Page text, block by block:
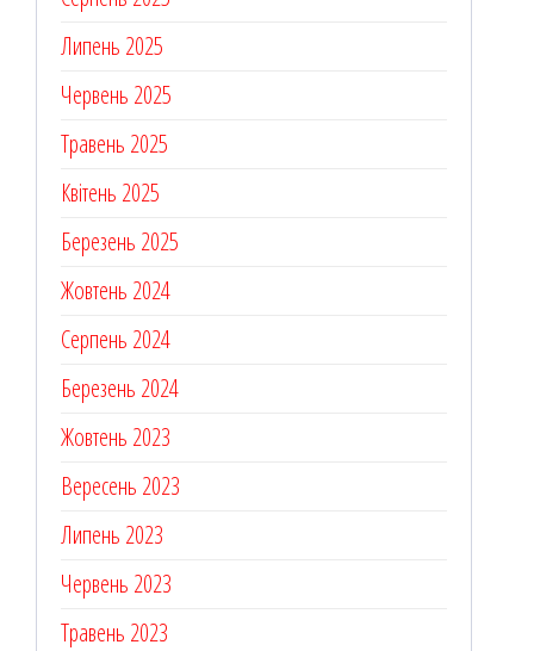
Липень 2025
Червень 2025
Травень 2025
Квітень 2025
Березень 2025
Жовтень 2024
Серпень 2024
Березень 2024
Жовтень 2023
Вересень 2023
Липень 2023
Червень 2023
Травень 2023